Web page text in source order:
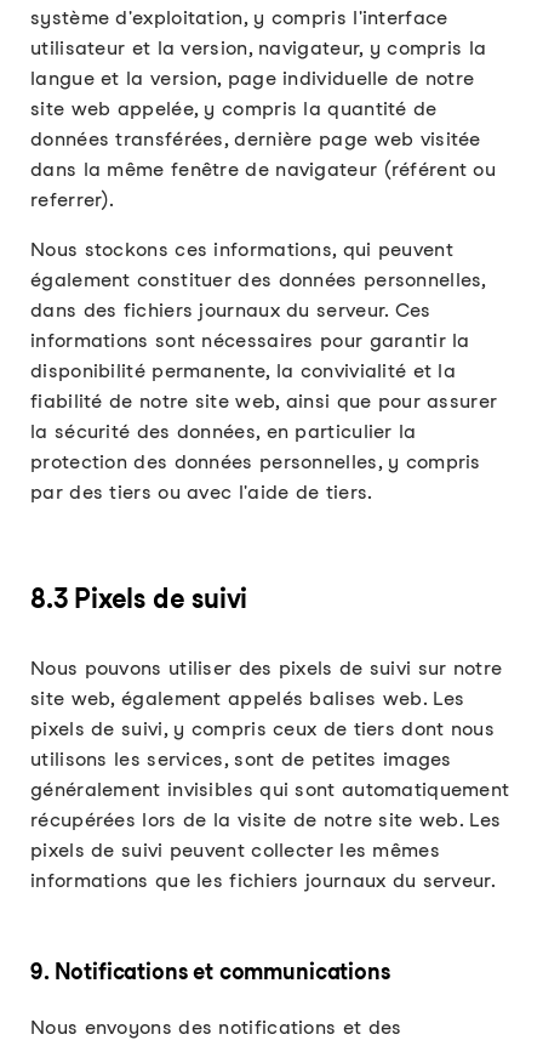
système d'exploitation, y compris l'interface
utilisateur et la version, navigateur, y compris la
langue et la version, page individuelle de notre
site web appelée, y compris la quantité de
données transférées, dernière page web visitée
dans la même fenêtre de navigateur (référent ou
referrer).
Nous stockons ces informations, qui peuvent
également constituer des données personnelles,
dans des fichiers journaux du serveur. Ces
informations sont nécessaires pour garantir la
disponibilité permanente, la convivialité et la
fiabilité de notre site web, ainsi que pour assurer
la sécurité des données, en particulier la
protection des données personnelles, y compris
par des tiers ou avec l'aide de tiers.
8.3 Pixels de suivi
Nous pouvons utiliser des pixels de suivi sur notre
site web, également appelés balises web. Les
pixels de suivi, y compris ceux de tiers dont nous
utilisons les services, sont de petites images
généralement invisibles qui sont automatiquement
récupérées lors de la visite de notre site web. Les
pixels de suivi peuvent collecter les mêmes
informations que les fichiers journaux du serveur.
9. Notifications et communications
Nous envoyons des notifications et des